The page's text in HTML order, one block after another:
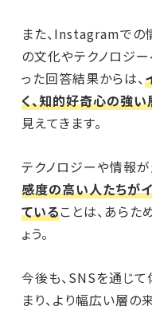
また、Instagramでの
の文化やテクノロジ
った回答結果からは、
く、知的好奇心の強
見えてきます。
テクノロジーや情報
感度の高い人たちが
ていることは、あらた
ょう。
今後も、SNSを通じ
まり、より幅広い層